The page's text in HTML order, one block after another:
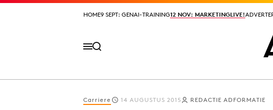
HOME9 SEPT: GENAI-TRAINING12 NOV: MARKETINGLIVE!
HOME9 SEPT: GENAI-TRAINING12 NOV: MARKETINGLIVE!
Carriere 14 AUGUSTUS 2015 REDACTIE ADFORMATIE